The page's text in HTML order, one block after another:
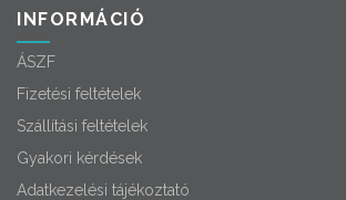
INFORMÁCIÓ
ÁSZF
Fizetési feltételek
Szállítási feltételek
Gyakori kérdések
Adatkezelési tájékoztató